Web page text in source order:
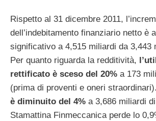
Rispetto al 31 dicembre 2011,
dell’indebitamento finanziario netto è
significativo a 4,515 miliardi da 3,443
Per quanto riguarda la redditività,
rettificato è sceso del 20% a 173
(prima di proventi e oneri straordinari).
è diminuito del 4% a 3,686 miliardi
Stamattina Finmeccanica perde lo